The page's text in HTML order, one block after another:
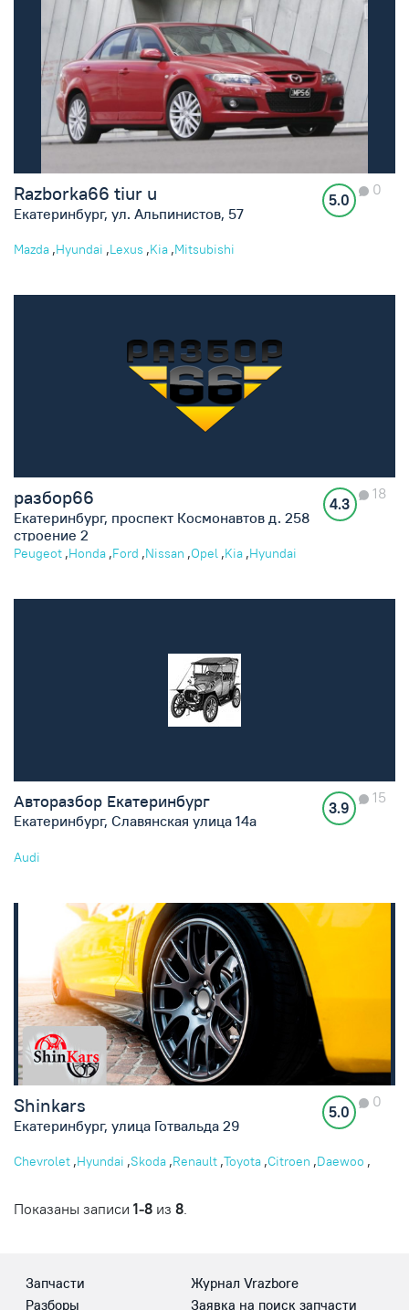
Razborka66 tiur u
Екатеринбург, ул. Альпинистов, 57
5.0
0
Mazda ,Hyundai ,Lexus ,Kia ,Mitsubishi
разбор66
Екатеринбург, проспект Космонавтов д. 258
строение 2
4.3
18
Peugeot ,Honda ,Ford ,Nissan ,Opel ,Kia ,Hyundai
Авторазбор Екатеринбург
Екатеринбург, Славянская улица 14а
3.9
15
Audi
Shinkars
Екатеринбург, улица Готвальда 29
5.0
0
Chevrolet ,Hyundai ,Skoda ,Renault ,Toyota ,Citroen ,Daewoo ,
Показаны записи 1-8 из 8.
Запчасти
Разборы
Журнал Vrazbore
Заявка на поиск запчасти